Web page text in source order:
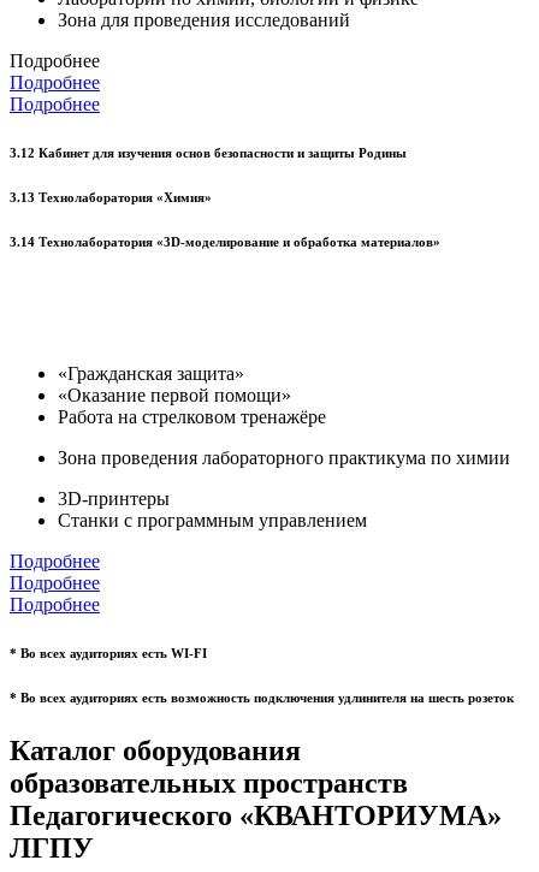
Зона для проведения исследований
Подробнее
Подробнее
Подробнее
3.12 Кабинет для изучения основ безопасности и защиты Родины
3.13 Технолаборатория «Химия»
3.14 Технолаборатория «3D-моделирование и обработка материалов»
«Гражданская защита»
«Оказание первой помощи»
Работа на стрелковом тренажёре
Зона проведения лабораторного практикума по химии
3D-принтеры
Станки с программным управлением
Подробнее
Подробнее
Подробнее
* Во всех аудиториях есть WI-FI
* Во всех аудиториях есть возможность подключения удлинителя на шесть розеток
Каталог оборудования
образовательных пространств
Педагогического «КВАНТОРИУМА»
ЛГПУ